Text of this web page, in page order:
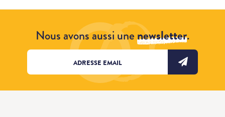
Nous avons aussi unenewsletter.